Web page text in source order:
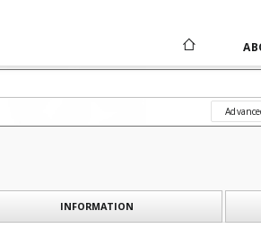
INFORMATION